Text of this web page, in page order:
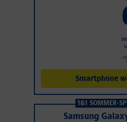
Smartphone
1&1 SOMMER-
Samsung